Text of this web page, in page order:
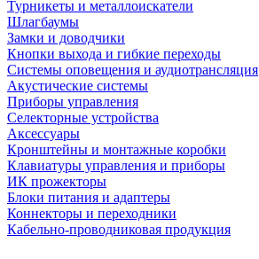
Турникеты и металлоискатели
Шлагбаумы
Замки и доводчики
Кнопки выхода и гибкие переходы
Системы оповещения и аудиотрансляция
Акустические системы
Приборы управления
Селекторные устройства
Аксессуары
Кронштейны и монтажные коробки
Клавиатуры управления и приборы
ИК прожекторы
Блоки питания и адаптеры
Коннекторы и переходники
Кабельно-проводниковая продукция